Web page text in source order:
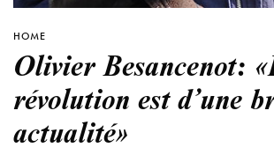
HOME
Olivier Besancenot:
révolution est d’une
actualité»